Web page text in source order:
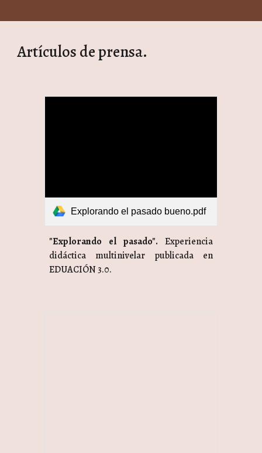
Artículos de prensa.
Explorando el pasado bueno.pdf
"Explorando el pasado". Experiencia
didáctica multinivelar publicada en
EDUACIÓN 3.0.